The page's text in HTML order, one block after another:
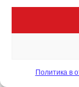
Политика в
IMC Montan